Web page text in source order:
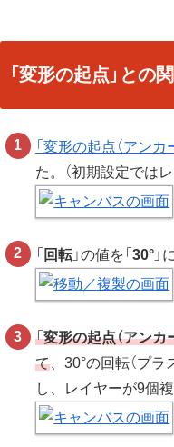
「変形の起点」 との
「変形の起点（アン
た。（初期設定では
「 回転」の値を「30° 」
「変形の起点（アンカ
て 、30°の回転（プ
し、レイヤーが9個